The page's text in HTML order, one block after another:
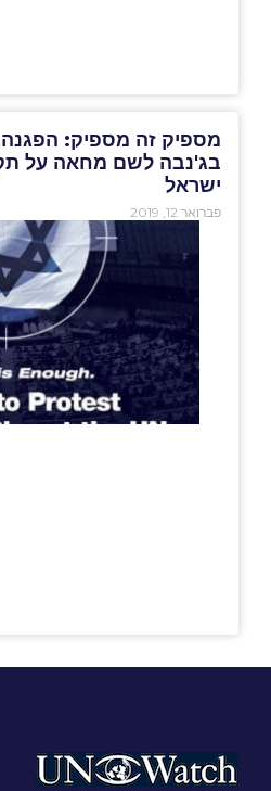
בג'נבה לשם מחאה על
ישראל
פברואר 12, 2019